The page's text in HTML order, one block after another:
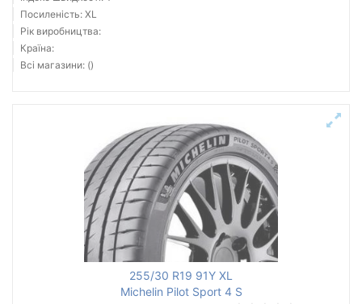
Посиленість: XL
Рік виробництва:
Країна:
Всі магазини: ()
255/30 R19 91Y XL
Michelin Pilot Sport 4 S